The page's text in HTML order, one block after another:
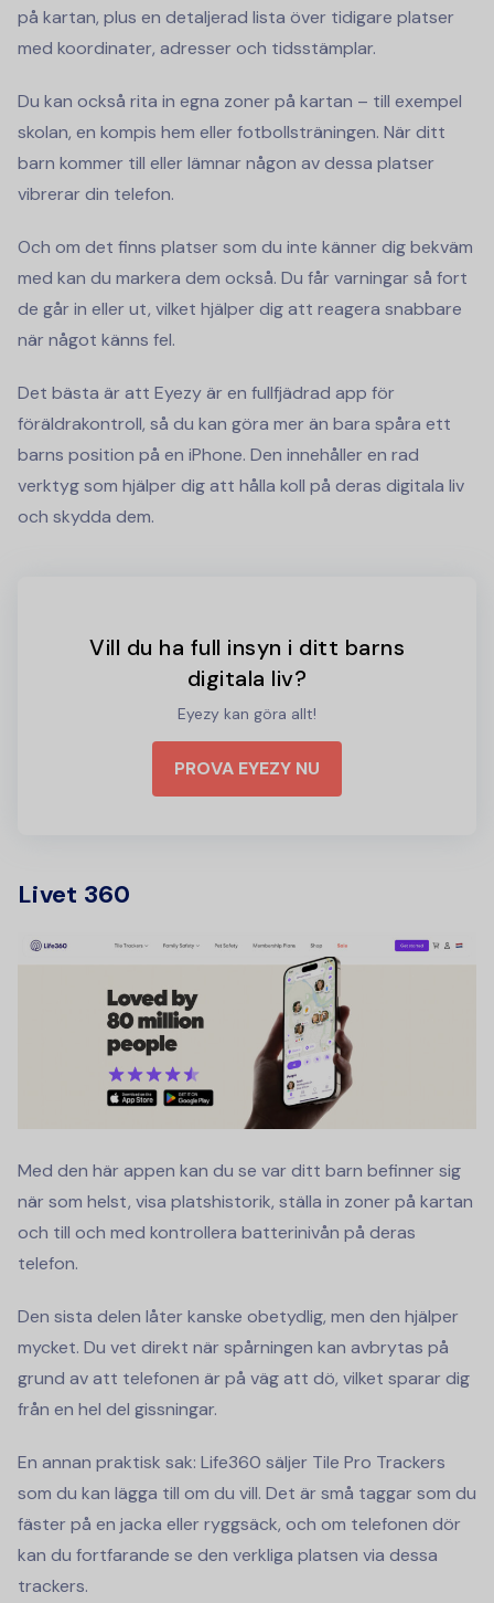
på kartan, plus en detaljerad lista över tidigare platser
med koordinater, adresser och tidsstämplar.
Du kan också rita in egna zoner på kartan – till exempel
skolan, en kompis hem eller fotbollsträningen. När ditt
barn kommer till eller lämnar någon av dessa platser
vibrerar din telefon.
Och om det finns platser som du inte känner dig bekväm
med kan du markera dem också. Du får varningar så fort
de går in eller ut, vilket hjälper dig att reagera snabbare
när något känns fel.
Det bästa är att Eyezy är en fullfjädrad app för
föräldrakontroll, så du kan göra mer än bara spåra ett
barns position på en iPhone. Den innehåller en rad
verktyg som hjälper dig att hålla koll på deras digitala liv
och skydda dem.
Vill du ha full insyn i ditt barns
digitala liv?
Eyezy kan göra allt!
PROVA EYEZY NU
Livet 360
Med den här appen kan du se var ditt barn befinner sig
när som helst, visa platshistorik, ställa in zoner på kartan
och till och med kontrollera batterinivån på deras
telefon.
Den sista delen låter kanske obetydlig, men den hjälper
mycket. Du vet direkt när spårningen kan avbrytas på
grund av att telefonen är på väg att dö, vilket sparar dig
från en hel del gissningar.
En annan praktisk sak: Life360 säljer Tile Pro Trackers
som du kan lägga till om du vill. Det är små taggar som du
fäster på en jacka eller ryggsäck, och om telefonen dör
kan du fortfarande se den verkliga platsen via dessa
trackers.